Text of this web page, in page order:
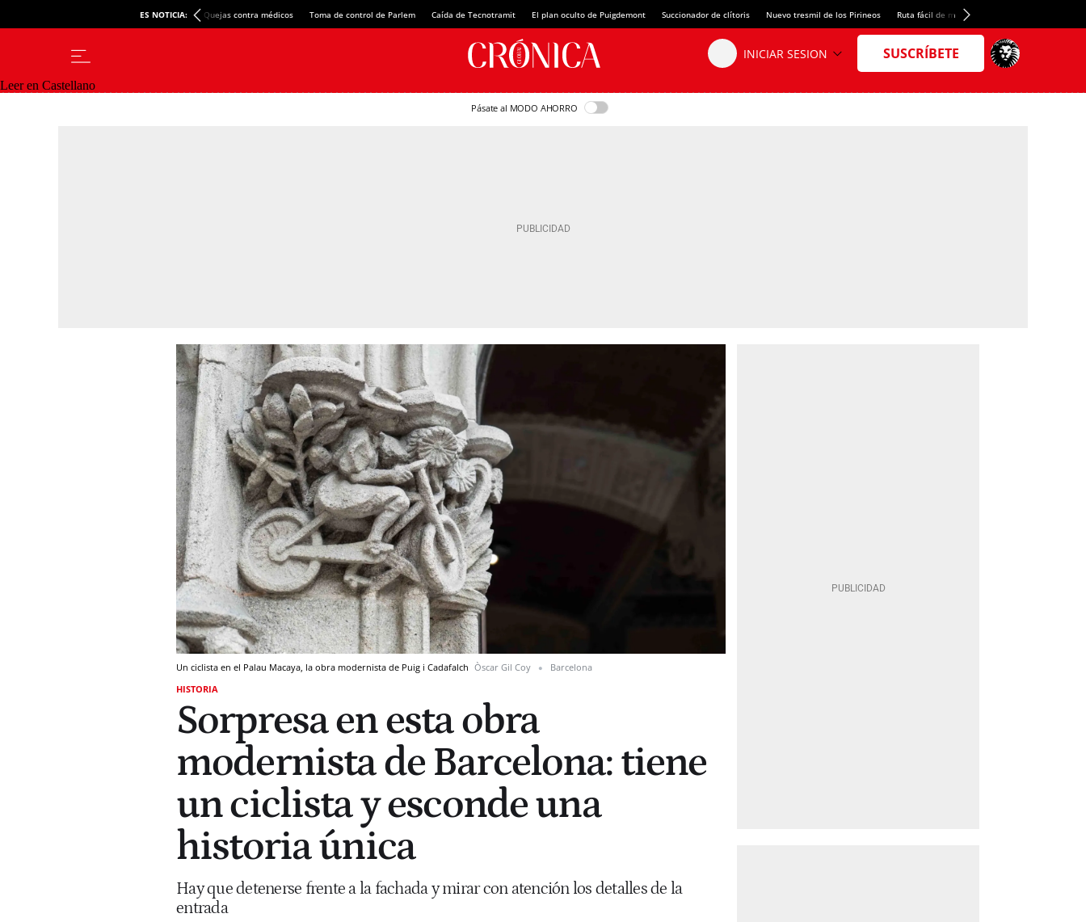
ES NOTICIA: Quejas contra médicos Toma de control de Parlem Caída de Tecnotramit El plan oculto de Puigdemont Succionador de clítoris Nuevo tresmil de los Pirineos Ruta fácil de montaña
Leer en Castellano
Pásate al MODO AHORRO
Un ciclista en el Palau Macaya, la obra modernista de Puig i Cadafalch Òscar Gil Coy
Barcelona
HISTORIA
Sorpresa en esta obra
modernista de Barcelona: tiene
un ciclista y esconde una
historia única
Hay que detenerse frente a la fachada y mirar con atención los detalles de la
entrada